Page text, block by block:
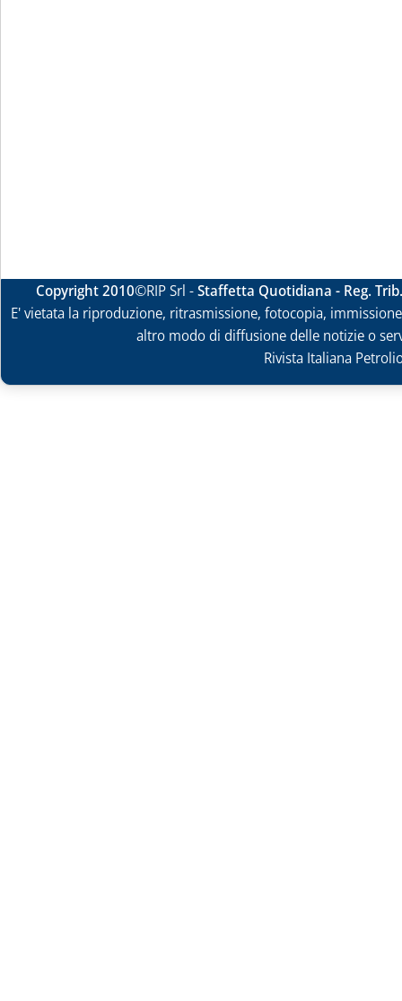
Copyright 2010©RIP Srl -Staffetta Quotidiana - Reg.
E' vietata la riproduzione, ritrasmissione, fotocopia,
altro modo di diffusione delle notizie o
Rivista Italiana